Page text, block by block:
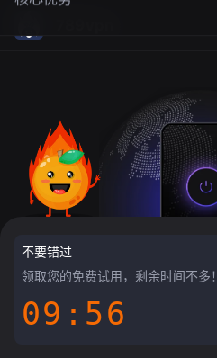
不要错过
领取您的免费试用，剩余时间不多！
09:55